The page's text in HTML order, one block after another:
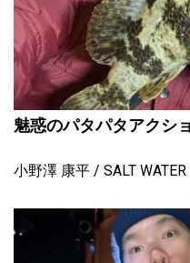
魅惑のパタパタアクシ
小野澤 康平 SALT WATER